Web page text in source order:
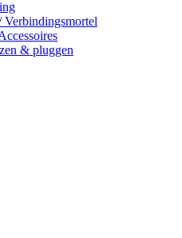
Verbindingsmortel
& pluggen